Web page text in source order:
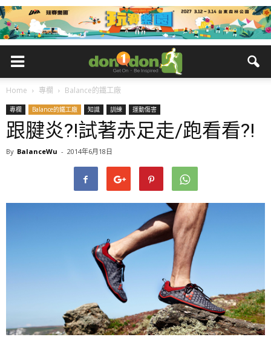
Home 專欄 Balance的鐵工廠
專欄 Balance的鐵工廠 知識 訓練 運動傷害
跟腱炎?!試著赤足走/跑看看?!
By BalanceWu - 2014年6月18日